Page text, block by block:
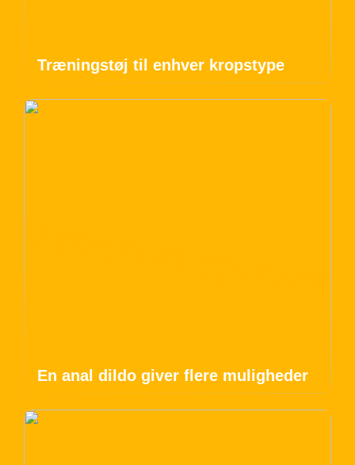
Træningstøj til enhver kropstype
En anal dildo giver flere muligheder